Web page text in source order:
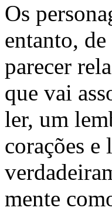
Os
entanto,
parecer
que vai
ler, um
corações e
mente